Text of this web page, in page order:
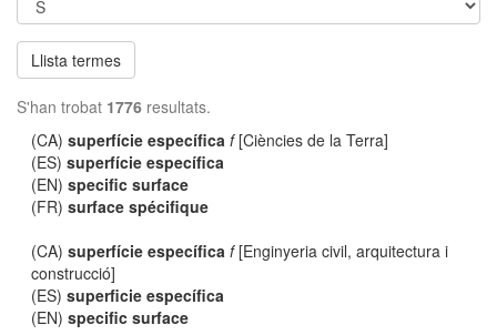
Llista termes
S'han trobat 1776 resultats.
(CA)superfície específica f[Ciències de la Terra]
(ES)superfície específica
(EN)specific surface
(FR)surface spécifique
(CA)superfície específica f[Enginyeria civil, arquitectura i
construcció]
(ES)superficie específica
(EN)specific surface